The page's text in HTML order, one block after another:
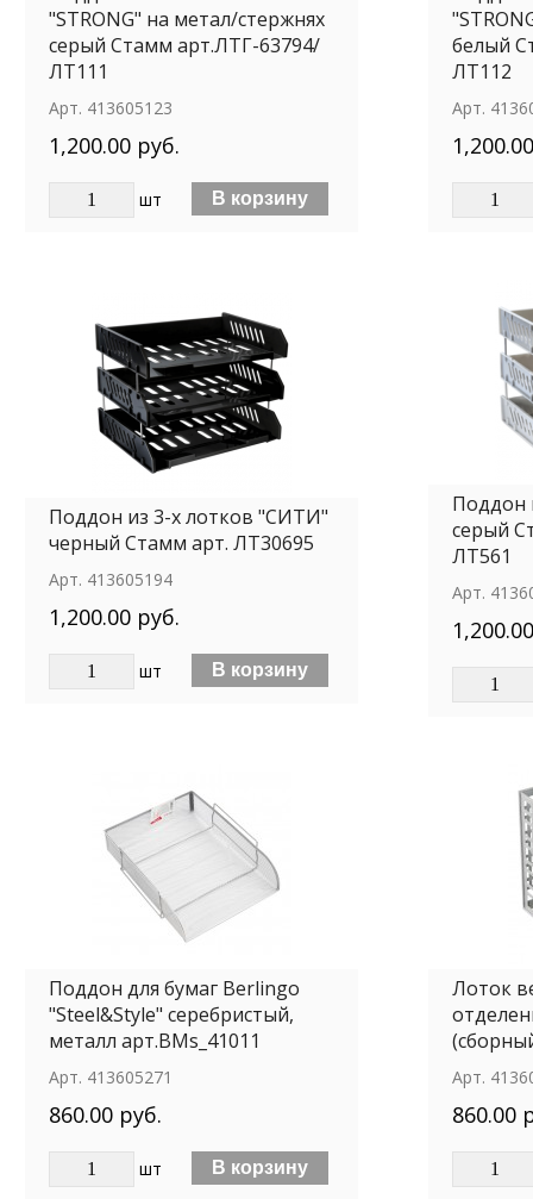
"STRONG" на метал/стержнях
серый Стамм арт.ЛТГ-63794/
ЛТ111
Арт. 413605123
1,200.00 руб.
шт
белый
ЛТ112
Арт.
Поддон из 3-х лотков "СИТИ"
черный Стамм арт. ЛТ30695
Арт. 413605194
1,200.00 руб.
шт
Поддон
серый
ЛТ561
Арт.
Поддон для бумаг Berlingo
"Steel&Style" серебристый,
металл арт.BMs_41011
Арт. 413605271
860.00 руб.
шт
Лоток
Арт.
860.00